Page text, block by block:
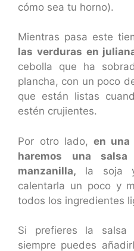
cómo sea tu horno).
Mientras pasa este
las verduras en
cebolla que ha
plancha, con un poco
que están listas
estén crujientes.
Por otro lado, en una
haremos una
manzanilla, la soja
calentarla un poco y
todos los ingredientes
Si prefieres la
siempre puedes